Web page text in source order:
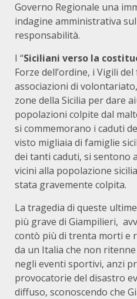
Governo Regionale una
indagine amministrativa
responsabilità.
I “Siciliani verso la
Forze dell’ordine, i Vigili
associazioni di
zone della Sicilia per dare
popolazioni colpite dal
si commemorano i caduti
visto migliaia di famiglie
dei tanti caduti, si sentono
vicini alla popolazione
stata gravemente colpita.
La tragedia di queste
più grave di Giampilieri,
contò più di trenta morti e
da un Italia che non
negli eventi sportivi, anzi
provocatorie del disastro
diffuso, sconoscendo che